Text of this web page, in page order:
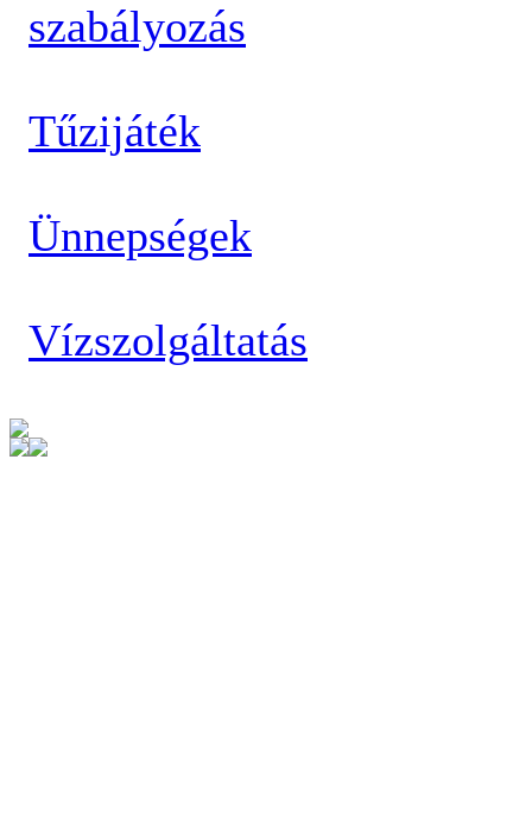
szabályozás
Tűzijáték
Ünnepségek
Vízszolgáltatás